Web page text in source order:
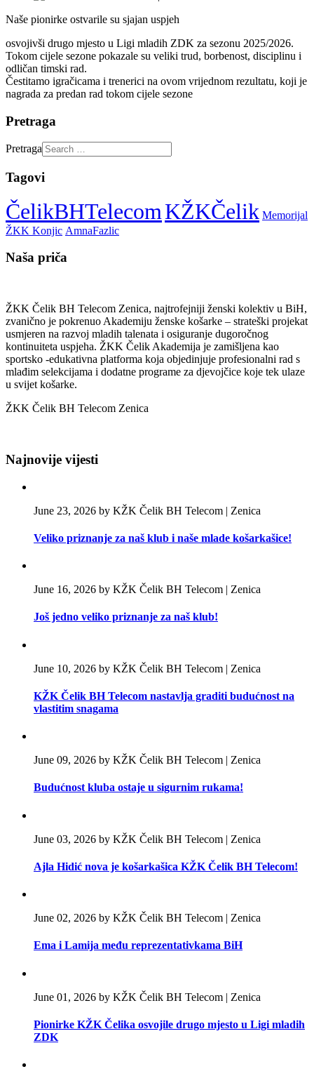
Naše pionirke ostvarile su sjajan uspjeh
osvojivši drugo mjesto u Ligi mladih ZDK za sezonu 2025/2026.
Tokom cijele sezone pokazale su veliki trud, borbenost, disciplinu i
odličan timski rad.
Čestitamo igračicama i trenerici na ovom vrijednom rezultatu, koji je
nagrada za predan rad tokom cijele sezone
Pretraga
Pretraga
Tagovi
ČelikBHTelecom KŽKČelik Memorijal
ŽKK Konjic AmnaFazlic
Naša priča
ŽKK Čelik BH Telecom Zenica, najtrofejniji ženski kolektiv u BiH,
zvanično je pokrenuo Akademiju ženske košarke – strateški projekat
usmjeren na razvoj mladih talenata i osiguranje dugoročnog
kontinuiteta uspjeha. ŽKK Čelik Akademija je zamišljena kao
sportsko -edukativna platforma koja objedinjuje profesionalni rad s
mlađim selekcijama i dodatne programe za djevojčice koje tek ulaze
u svijet košarke.
ŽKK Čelik BH Telecom Zenica
Najnovije vijesti
June 23, 2026 by KŽK Čelik BH Telecom | Zenica
Veliko priznanje za naš klub i naše mlade košarkašice!
June 16, 2026 by KŽK Čelik BH Telecom | Zenica
Još jedno veliko priznanje za naš klub!
June 10, 2026 by KŽK Čelik BH Telecom | Zenica
KŽK Čelik BH Telecom nastavlja graditi budućnost na
vlastitim snagama
June 09, 2026 by KŽK Čelik BH Telecom | Zenica
Budućnost kluba ostaje u sigurnim rukama!
June 03, 2026 by KŽK Čelik BH Telecom | Zenica
Ajla Hidić nova je košarkašica KŽK Čelik BH Telecom!
June 02, 2026 by KŽK Čelik BH Telecom | Zenica
Ema i Lamija među reprezentativkama BiH
June 01, 2026 by KŽK Čelik BH Telecom | Zenica
Pionirke KŽK Čelika osvojile drugo mjesto u Ligi mladih
ZDK